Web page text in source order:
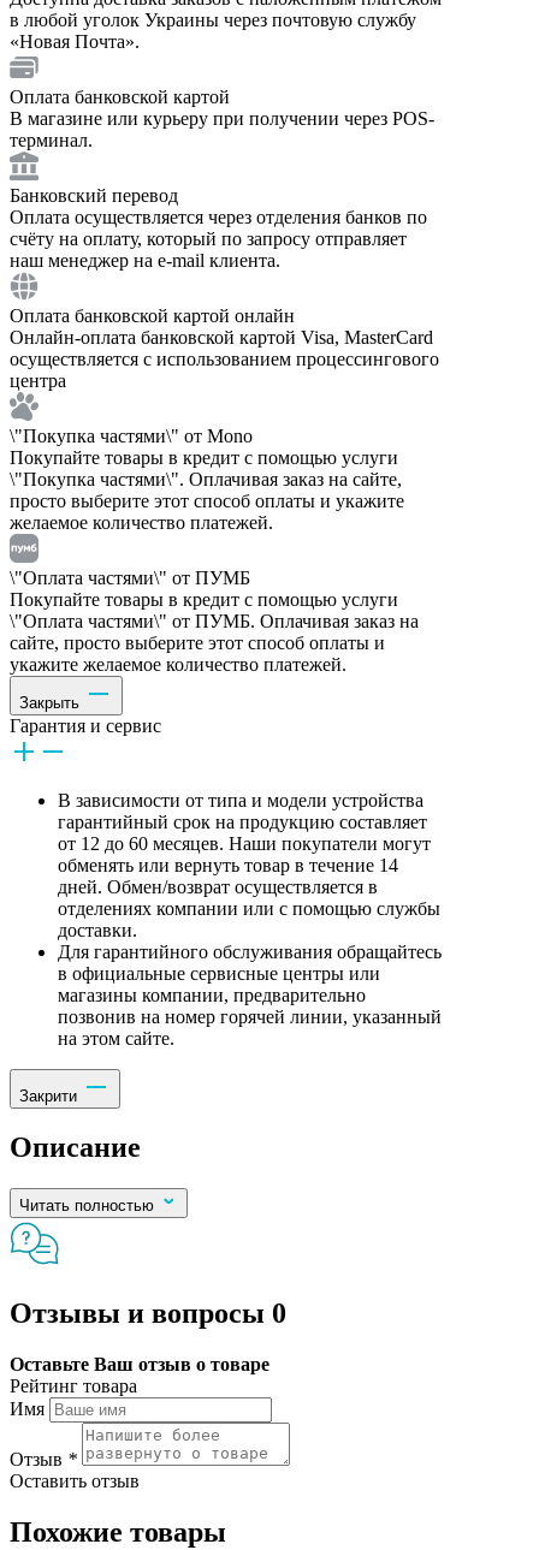
в любой уголок Украины через почтовую службу
«Новая Почта».
Оплата банковской картой
В магазине или курьеру при получении через POS-
терминал.
Банковский перевод
Оплата осуществляется через отделения банков по
счёту на оплату, который по запросу отправляет
наш менеджер на e-mail клиента.
Оплата банковской картой онлайн
Онлайн-оплата банковской картой Visa, MasterCard
осуществляется с использованием процессингового
центра
\"Покупка частями\" от Mono
Покупайте товары в кредит с помощью услуги
\"Покупка частями\". Оплачивая заказ на сайте,
просто выберите этот способ оплаты и укажите
желаемое количество платежей.
\"Оплата частями\" от ПУМБ
Покупайте товары в кредит с помощью услуги
\"Оплата частями\" от ПУМБ. Оплачивая заказ на
сайте, просто выберите этот способ оплаты и
укажите желаемое количество платежей.
Закрыть
Гарантия и сервис
В зависимости от типа и модели устройства
гарантийный срок на продукцию составляет
от 12 до 60 месяцев. Наши покупатели могут
обменять или вернуть товар в течение 14
дней. Обмен/возврат осуществляется в
отделениях компании или с помощью службы
доставки.
Для гарантийного обслуживания обращайтесь
в официальные сервисные центры или
магазины компании, предварительно
позвонив на номер горячей линии, указанный
на этом сайте.
Закрити
Описание
Читать полностью
Отзывы и вопросы 0
Оставьте Ваш отзыв о товаре
Рейтинг товара
Имя
Отзыв *
Оставить отзыв
Похожие товары